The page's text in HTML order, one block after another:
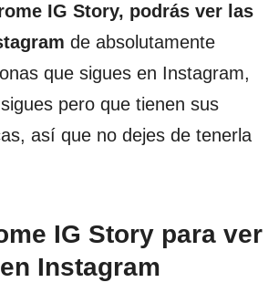
IG Story, podrás ver las
de absolutamente
que sigues en Instagram,
pero que tienen sus
así que no dejes de tenerla
IG Story para ver
Instagram